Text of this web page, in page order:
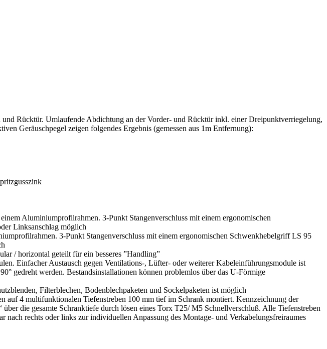
Rücktür. Umlaufende Abdichtung an der Vorder- und Rücktür inkl. einer Dreipunktverriegelung,
Geräuschpegel zeigen folgendes Ergebnis (gemessen aus 1m Entfernung):
Aluminiumprofilrahmen. 3-Punkt Stangenverschluss mit einem ergonomischen
Linksanschlag möglich
3-Punkt Stangenverschluss mit einem ergonomischen Schwenkhebelgriff LS 95
/ horizontal geteilt für ein besseres ”Handling”
Einfacher Austausch gegen Ventilations-, Lüfter- oder weiterer Kabeleinführungsmodule ist
gedreht werden. Bestandsinstallationen können problemlos über das U-Förmige
Filterblechen, Bodenblechpaketen und Sockelpaketen ist möglich
auf 4 multifunktionalen Tiefenstreben 100 mm tief im Schrank montiert. Kennzeichnung der
die gesamte Schranktiefe durch lösen eines Torx T25/ M5 Schnellverschluß. Alle Tiefenstreben
rechts oder links zur individuellen Anpassung des Montage- und Verkabelungsfreiraumes